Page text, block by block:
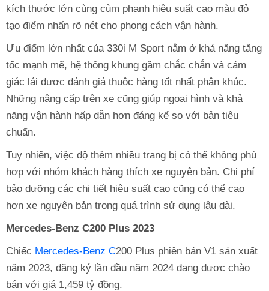
kích thước lớn cùng cùm phanh hiệu suất cao màu đỏ
tạo điểm nhấn rõ nét cho phong cách vận hành.
Ưu điểm lớn nhất của 330i M Sport nằm ở khả năng tăng
tốc mạnh mẽ, hệ thống khung gầm chắc chắn và cảm
giác lái được đánh giá thuộc hàng tốt nhất phân khúc.
Những nâng cấp trên xe cũng giúp ngoại hình và khả
năng vận hành hấp dẫn hơn đáng kể so với bản tiêu
chuẩn.
Tuy nhiên, việc độ thêm nhiều trang bị có thể không phù
hợp với nhóm khách hàng thích xe nguyên bản. Chi phí
bảo dưỡng các chi tiết hiệu suất cao cũng có thể cao
hơn xe nguyên bản trong quá trình sử dụng lâu dài.
Mercedes-Benz C200 Plus 2023
Chiếc Mercedes-Benz C200 Plus phiên bản V1 sản xuất
năm 2023, đăng ký lần đầu năm 2024 đang được chào
bán với giá 1,459 tỷ đồng.